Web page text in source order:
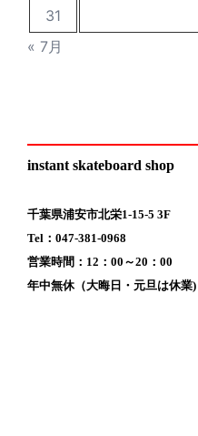
31
« 7月
instant skateboard shop
千葉県浦安市北栄1-15-5 3F
Tel：047-381-0968
営業時間：12：00～20：00
年中無休（大晦日・元旦は休業)